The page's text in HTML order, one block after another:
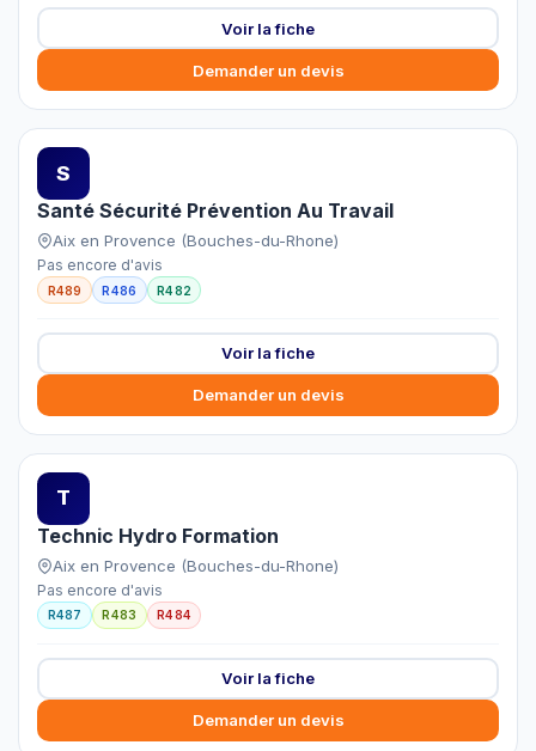
Voir la fiche
Demander un devis
S
Santé Sécurité Prévention Au Travail
Aix en Provence (Bouches-du-Rhone)
Pas encore d'avis
R489 R486 R482
Voir la fiche
Demander un devis
T
Technic Hydro Formation
Aix en Provence (Bouches-du-Rhone)
Pas encore d'avis
R487 R483 R484
Voir la fiche
Demander un devis